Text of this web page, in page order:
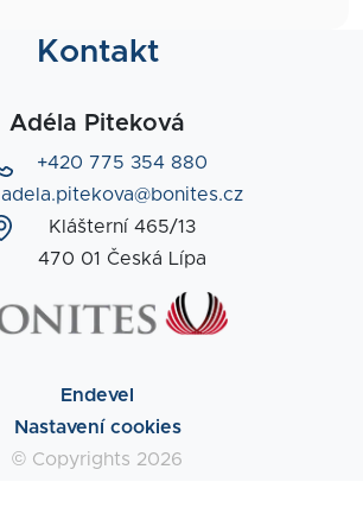
Endevel
Nastavení cookies
© Copyrights 2026
Kontakt
Adéla Piteková
+420 775 354 880
adela.pitekova@bonites.cz
Klášterní 465/13
470 01 Česká Lípa